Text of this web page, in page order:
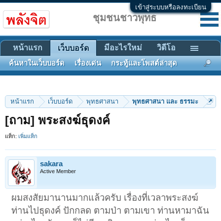
เข้าสู่ระบบหรือลงทะเบียน
หน้าแรก เว็บบอร์ด พุทธศาสนา พุทธศาสนา และ ธรรมะ
[ถาม] พระสงฆ์ธุดงค์
แท็ก: เพิ่มแท็ก
sakara
Active Member
ผมสงสัยมานานมากแล้วครับ เรื่องที่เวลาพระสงฆ์
ท่านไปธุดงค์ ปักกลด ตามป่า ตามเขา ท่านหามาฉัน
ชุมชนชาวพุทธ
หน้าแรก เว็บบอร์ด
ค้นหาในเว็บบอร์ด เรื่องเด่น กระทู้และโพสต์ล่าสุด
มีอะไรใหม่ วิดีโอ